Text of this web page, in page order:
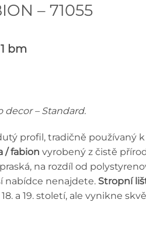
– 71055
bm
decor – Standard.
profil, tradičně používaný
/ fabion vyrobený z čistě
na rozdíl od
nabídce nenajdete. Stropní
a 19. století, ale vynikne